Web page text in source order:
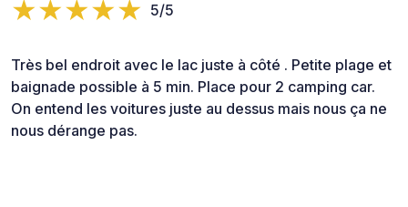
5/5
Très bel endroit avec le lac juste à côté . Petite plage et
baignade possible à 5 min. Place pour 2 camping car.
On entend les voitures juste au dessus mais nous ça ne
nous dérange pas.